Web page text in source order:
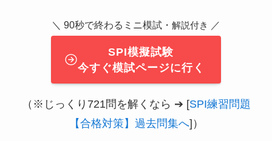
＼ 90秒で終わるミニ模試・ 解説付き ／
SPI模擬試験
今すぐ模試ページに行く
（※じっくり721問を解くなら ➔ [SPI練習問題
【合格対策】過去問集へ]）